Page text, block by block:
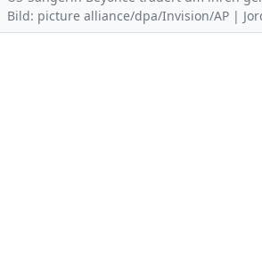
Bild: picture alliance/dpa/Invision/AP |